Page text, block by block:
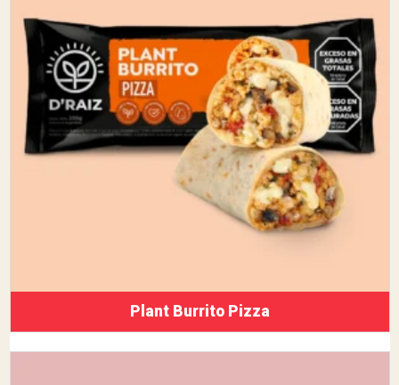
Plant Burrito Pizza